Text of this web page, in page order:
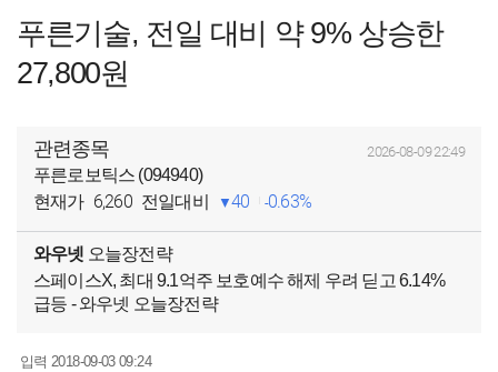
푸른기술, 전일 대비 약 9% 상승한
27,800원
관련종목 2026-08-09 22:49
푸른로보틱스 (094940)
현재가 6,260 전일대비 40 0.63%
와우넷 오늘장전략
스페이스X, 최대 9.1억주 보호예수 해제 우려 딛고 6.14%
급등 - 와우넷 오늘장전략
입력2018-09-03 09:24